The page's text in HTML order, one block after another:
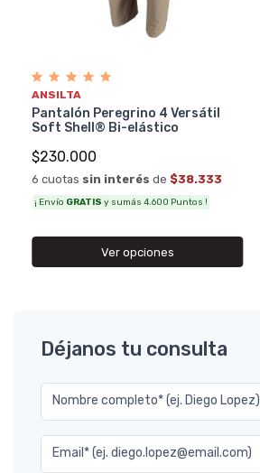
ANSILTA
Pantalón Peregrino 4 Versátil
Soft Shell® Bi-elástico
$230.000
6 cuotas sin interés de $38.333
¡ Envío GRATIS y sumás 4.600 Puntos !
Ver opciones
Déjanos tu consulta
Nombre completo* (ej. Diego Lopez)
Email* (ej. diego.lopez@email.com)